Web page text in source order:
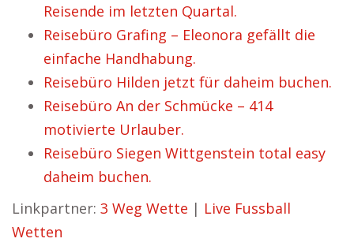
Reisende im letzten Quartal.
Reisebüro Grafing – Eleonora gefällt die
einfache Handhabung.
Reisebüro Hilden jetzt für daheim buchen.
Reisebüro An der Schmücke – 414
motivierte Urlauber.
Reisebüro Siegen Wittgenstein total easy
daheim buchen.
Linkpartner: 3 Weg Wette | Live Fussball
Wetten